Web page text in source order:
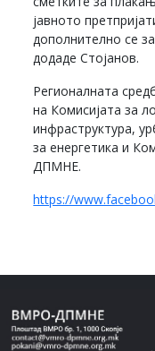
јавното
дополнително се
додаде Стојанов.
Регионалната
на Комисијата за
инфраструктура,
за енергетика и
ДПМНЕ.
https://